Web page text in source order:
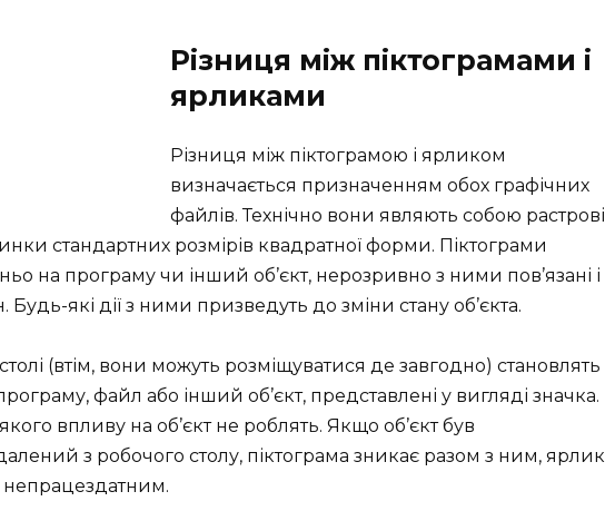
Різниця між піктограмами і
ярликами
Різниця між піктограмою і ярликом
визначається призначенням обох графічних
файлів. Технічно вони являють собою растрові
стандартних розмірів квадратної форми. Піктограми
на програму чи інший об’єкт, нерозривно з ними пов’язані і
Будь-які дії з ними призведуть до зміни стану об’єкта.
(втім, вони можуть розміщуватися де завгодно) становлять
файл або інший об’єкт, представлені у вигляді значка.
впливу на об’єкт не роблять. Якщо об’єкт був
з робочого столу, піктограма зникає разом з ним, ярлик
непрацездатним.